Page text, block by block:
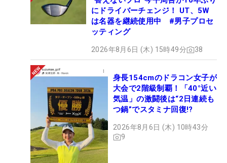
にドライバーチェンジ！ UT、5W
は名器を継続使用中 #男子プロセ
ッティング
2026年8月6日 (木) 15時49分 38
身長154cmのドラコン女子が
大会で2階級制覇！「40°近い
気温」の激闘後は“2日連続も
つ鍋”でスタミナ回復!?
2026年8月6日 (木) 10時43分
9